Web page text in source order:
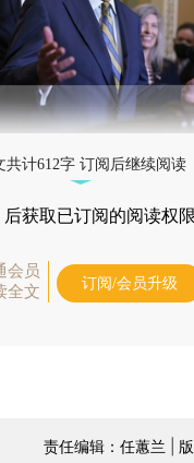
共计612字 订阅后继续阅读
后获取已订阅的阅读权限
会员
全文
订阅/会员升级
责任编辑：任蕙兰 |